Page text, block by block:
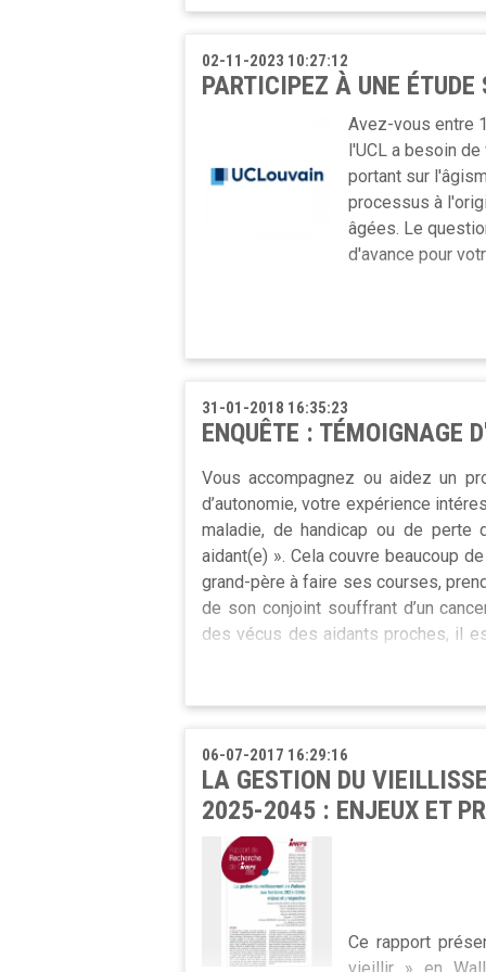
Pour cela, nous souhaitons
BRAT et une personne du LUC. Lors
personnes qui participent et nous
Le formulaire est disponible en
02-11-2023 10:27:12
PARTICIPEZ À UNE ÉTUDE
Avez-vous entre
l'UCL a besoin
portant sur
processus à
âgées. Le
d'avance pour
31-01-2018 16:35:23
ENQUÊTE : TÉMOIGNAGE
Vous accompagnez ou aidez un
d’autonomie, votre expérience
maladie, de handicap ou de perte
aidant(e) ». Cela couvre beaucoup
grand-père à faire ses courses,
de son conjoint souffrant d’un
des vécus des aidants proches, il
le biais d’un questionnaire en
intéresse de le compléter et de
Si vous avez été aidant(e) dans le
Informations complémentaire auprès
06-07-2017 16:29:16
LA GESTION DU
2025-2045 : ENJEUX ET
Ce rapport